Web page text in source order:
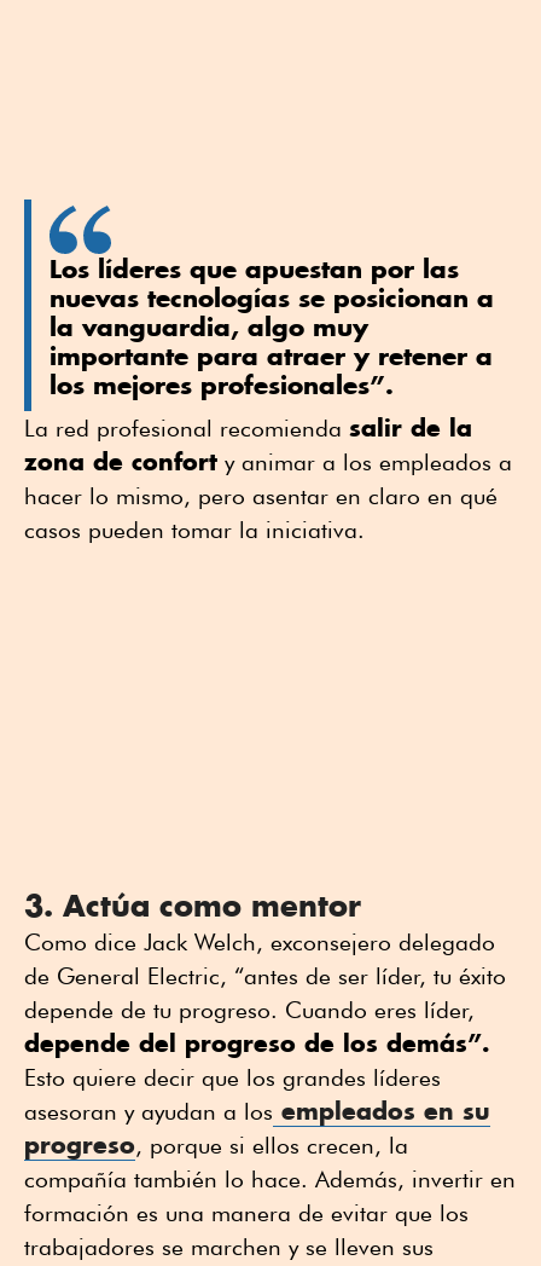
Los líderes que apuestan por las
nuevas tecnologías se posicionan a
la vanguardia, algo muy
importante para atraer y retener a
los mejores profesionales”.
La red profesional recomienda salir de la
zona de confort y animar a los empleados a
hacer lo mismo, pero asentar en claro en qué
casos pueden tomar la iniciativa.
3. Actúa como mentor
Como dice Jack Welch, exconsejero delegado
de General Electric, “antes de ser líder, tu éxito
depende de tu progreso. Cuando eres líder,
depende del progreso de los demás”.
Esto quiere decir que los grandes líderes
asesoran y ayudan a los empleados en su
progreso, porque si ellos crecen, la
compañía también lo hace. Además, invertir en
formación es una manera de evitar que los
trabajadores se marchen y se lleven sus